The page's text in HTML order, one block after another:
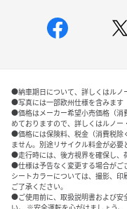
●納車期日について、詳しくはルノ
●写真には一部欧州仕様を含みます
●価格はメーカー希望小売価格（消
めておりますので、詳しくはルノー
●価格には保険料、税金（消費税除
ません。別途リサイクル料金が必要
●走行時には、後方視界を確保し、
●仕様は予告なく変更する場合がご
シートカラーについては、撮影、
ご了承ください。
●ご使用前に、取扱説明書および安